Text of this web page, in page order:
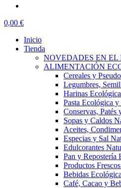
0,00 €
Inicio
Tienda
NOVEDADES EN EL
ALIMENTACIÓN
Cereales y
Legumbres,
Harinas
Pasta Ecológica
Conservas, Patés
Sopas y Caldos
Aceites,
Especias y Sal
Edulcorantes
Pan y Repostería
Productos
Bebidas
Café, Cacao y